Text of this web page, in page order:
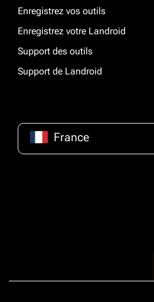
Enregistrez vos outils
Enregistrez votre Landroid
Support des outils
Support de Landroid
France